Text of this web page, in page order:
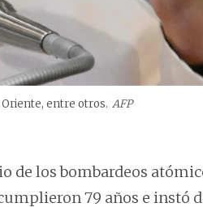
Oriente, entre otros. AFP
de los bombardeos
79 años e instó